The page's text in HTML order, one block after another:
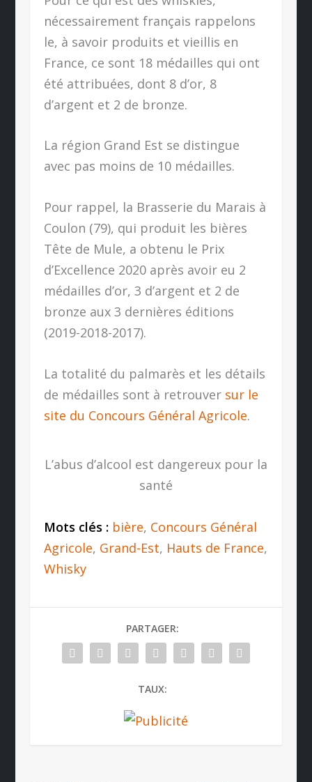
nécessairement français rappelons
le, à savoir produits et vieillis en
France, ce sont 18 médailles qui ont
été attribuées, dont 8 d’or, 8
d’argent et 2 de bronze.
La région Grand Est se distingue
avec pas moins de 10 médailles.
Pour rappel, la Brasserie du Marais à
Coulon (79), qui produit les bières
Tête de Mule, a obtenu le Prix
d’Excellence 2020 après avoir eu 2
médailles d’or, 3 d’argent et 2 de
bronze aux 3 dernières éditions
(2019-2018-2017).
La totalité du palmarès et les détails
de médailles sont à retrouver sur le
site du Concours Général Agricole.
L’abus d’alcool est dangereux pour la
santé
Mots clés : bière, Concours Général
Agricole, Grand-Est, Hauts de France,
Whisky
PARTAGER:
TAUX: